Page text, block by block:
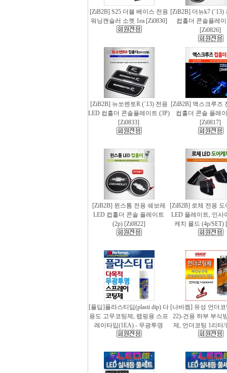
[ZiB2B] S25 더블 베이스 전용
워닝캔슬러 소켓 1ea [Zi0830]
[ZiB2B] 더뉴k7 (`13)
컵홀더 콘솔플레
[Zi0826]
[ZiB2B] 뉴쏘렌토R (`13) 전용
LED 컵홀더 콘솔플레이트 (3P)
[Zi0833]
[ZiB2B] 맥스크루즈
컵홀더 콘솔 플레
[Zi0817]
[ZiB2B] 윈스톰 전용 쉐보레
LED 컵홀더 콘솔 플레이트
(2p) [Zi0822]
[ZiB2B] 로체 전용 도
LED 플레이트, 인사
캐치 몰드 (4p/SET)
[플딥]플라스티딥(plasti dip) 다
용도 고무코팅제, 랩핑용 스프
레이타입(1EA) - 무광투명
[나바켐] 유성 언더
22)-건용 하부 부식
제, 언더코팅 1리터/